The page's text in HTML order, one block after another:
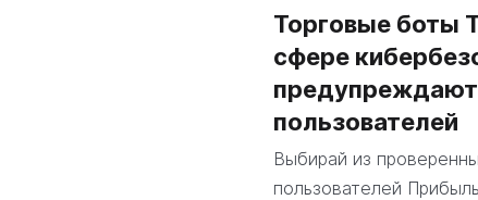
Торговые боты
сфере
предупреждают
пользователей
Выбирай из
пользователей